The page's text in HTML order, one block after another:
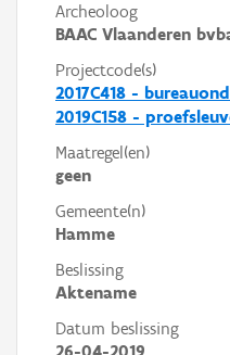
Archeoloog
BAAC Vlaanderen
Projectcode(s)
2017C418 -
2019C158 -
Maatregel(en)
geen
Gemeente(n)
Hamme
Beslissing
Aktename
Datum beslissing